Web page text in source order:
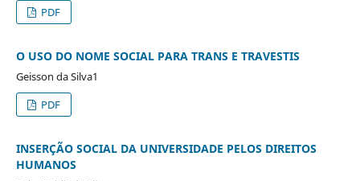
PDF
O USO DO NOME SOCIAL PARA TRANS E TRAVESTIS
Geisson da Silva1
PDF
INSERÇÃO SOCIAL DA UNIVERSIDADE PELOS DIREITOS
HUMANOS